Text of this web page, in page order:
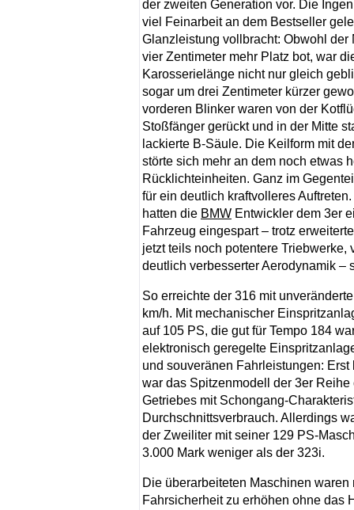
der zweiten Generation vor. Die
viel Feinarbeit an dem Bestseller
Glanzleistung vollbracht: Obwohl der
vier Zentimeter mehr Platz bot, war
Karosserielänge nicht nur gleich
sogar um drei Zentimeter kürzer
vorderen Blinker waren von der
Stoßfänger gerückt und in der Mitte
lackierte B-Säule. Die Keilform mit
störte sich mehr an dem noch etwas
Rücklichteinheiten. Ganz im
für ein deutlich kraftvolleres
hatten die BMW Entwickler dem 3er
Fahrzeug eingespart – trotz
jetzt teils noch potentere
deutlich verbesserter Aerodynamik –
So erreichte der 316 mit
km/h. Mit mechanischer
auf 105 PS, die gut für Tempo 184
elektronisch geregelte
und souveränen Fahrleistungen:
war das Spitzenmodell der 3er
Getriebes mit Schongang-
Durchschnittsverbrauch. Allerdings
der Zweiliter mit seiner 129 PS-
3.000 Mark weniger als der 323i.
Die überarbeiteten Maschinen
Fahrsicherheit zu erhöhen ohne das